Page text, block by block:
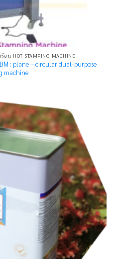
น HOT STAMPING MACHINE
: plane – circular dual-purpose
machine